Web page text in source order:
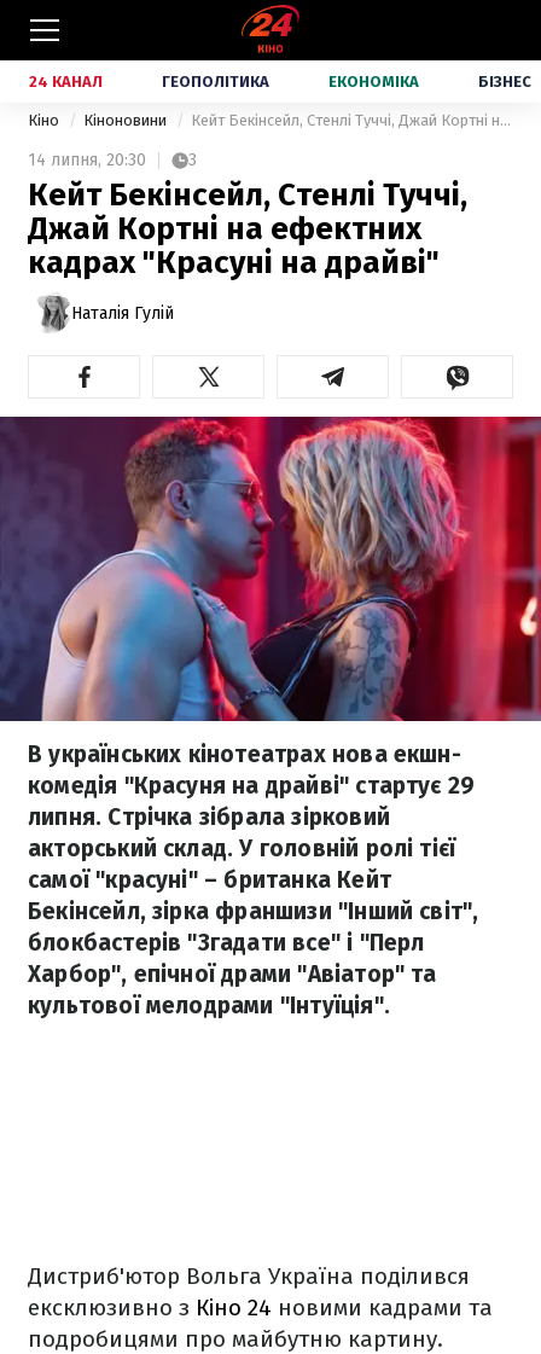
24 КАНАЛ ГЕОПОЛІТИКА ЕКОНОМІКА БІЗНЕС
Кіно Кіноновини Кейт Бекінсейл, Стенлі Туччі, Джай Кортні на ефектних кадрах "Красуні на драйві"
14 липня, 20:30 3
Кейт Бекінсейл, Стенлі Туччі,
Джай Кортні на ефектних
кадрах "Красуні на драйві"
Наталія Гулій
В українських кінотеатрах нова екшн-
комедія "Красуня на драйві" стартує 29
липня. Стрічка зібрала зірковий
акторський склад. У головній ролі тієї
самої "красуні" – британка Кейт
Бекінсейл, зірка франшизи "Інший світ",
блокбастерів "Згадати все" і "Перл
Харбор", епічної драми "Авіатор" та
культової мелодрами "Інтуїція".
Дистриб'ютор Вольга Україна поділився
ексклюзивно з Кіно 24 новими кадрами та
подробицями про майбутню картину.